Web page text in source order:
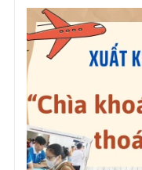
giảm nghèo bền vững.